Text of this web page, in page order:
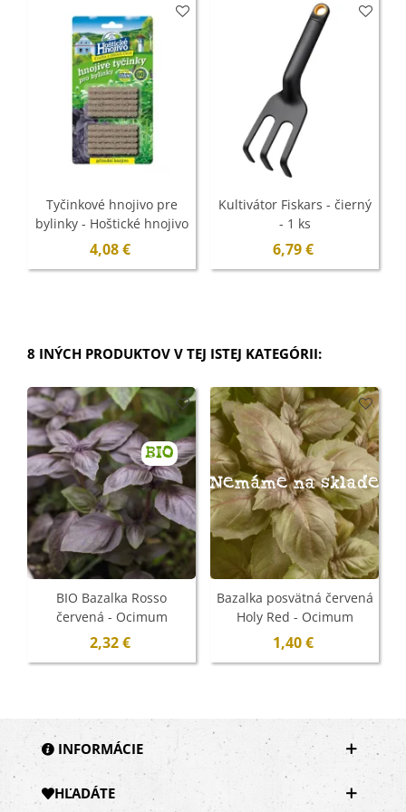
Tyčinkové hnojivo pre
bylinky - Hoštické hnojivo
- 10 ks
4,08 €
Kultivátor Fiskars - čierný
- 1 ks
6,79 €
8 INÝCH PRODUKTOV V TEJ ISTEJ KATEGÓRII:
BIO
BIO Bazalka Rosso
červená - Ocimum
basilicum - bio semená -
100 ks
2,32 €
Nemáme na sklade
Bazalka posvätná červená
Holy Red - Ocimum
tenuiflorum - semená - 30
1,40 €
INFORMÁCIE
HĽADÁTE